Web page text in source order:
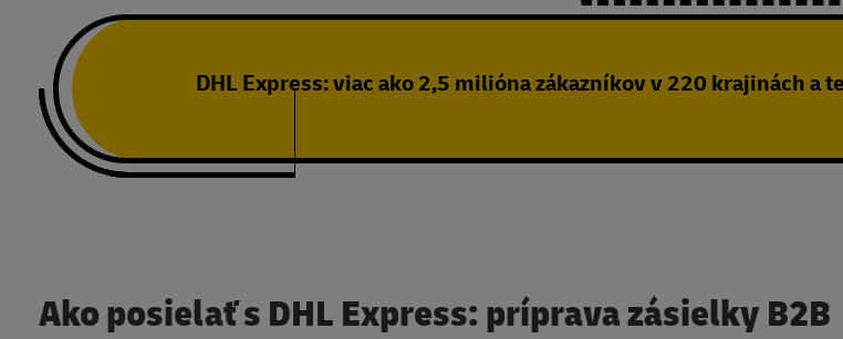
DHL Express: viac ako 2,5 milióna zákazníkov v 220 krajinách a
Ako posielať s DHL Express: príprava zásielky B2B